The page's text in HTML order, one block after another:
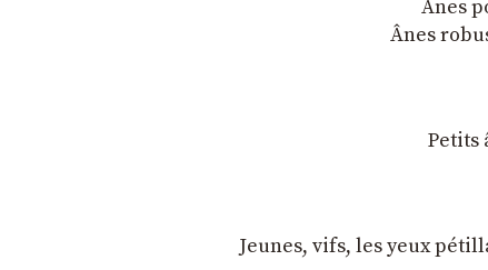
Ânes
Ânes
Petits
Jeunes, vifs, les yeux